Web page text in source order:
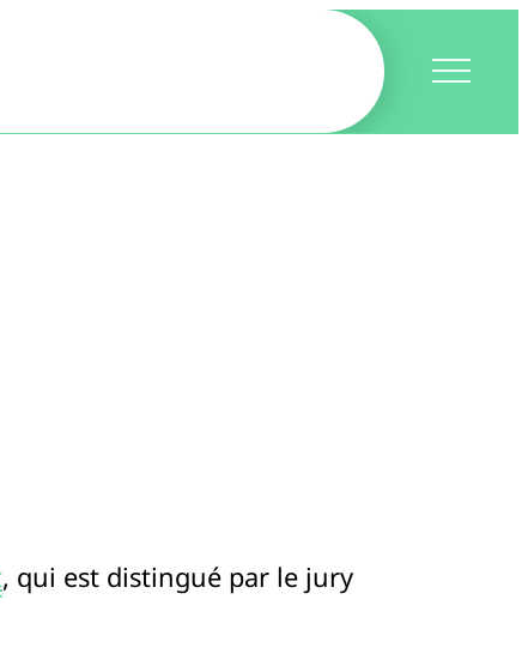
, qui est distingué par le jury